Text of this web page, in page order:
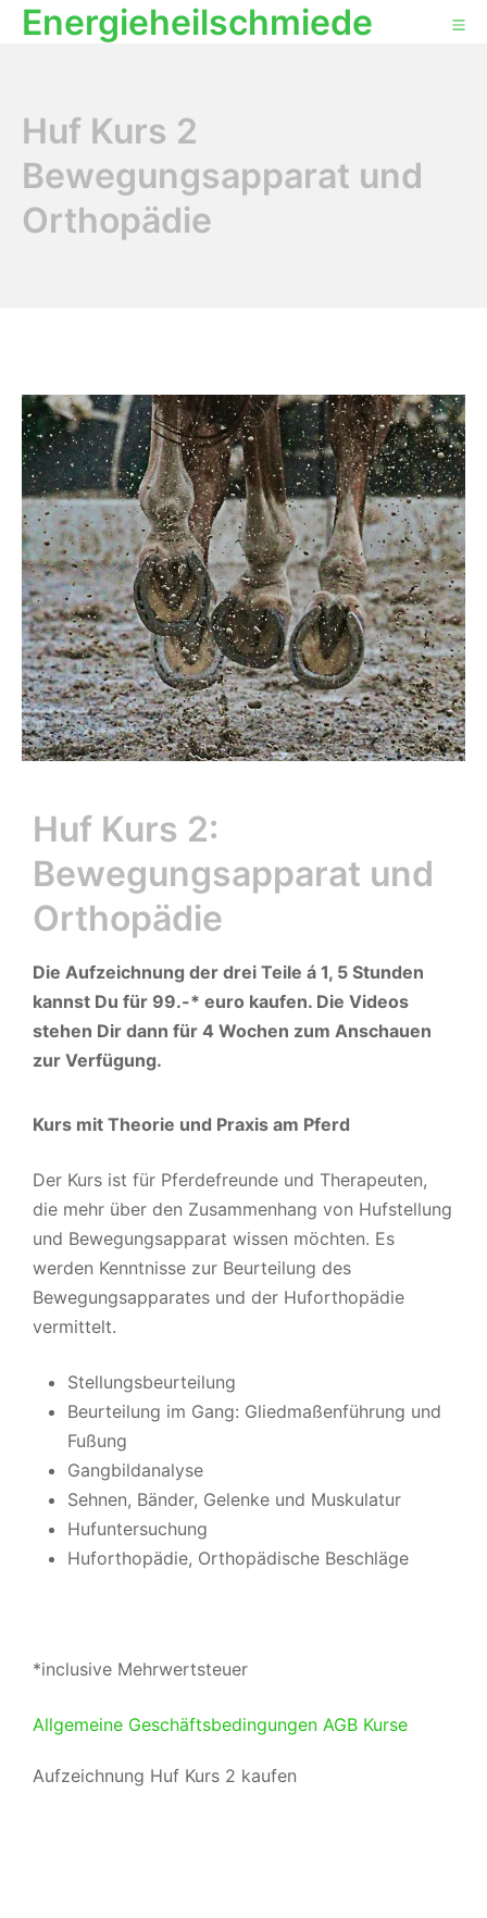
Energieheilschmiede
Huf Kurs 2
Bewegungsapparat und
Orthopädie
Huf Kurs 2:
Bewegungsapparat und
Orthopädie
Die Aufzeichnung der drei Teile á 1, 5 Stunden
kannst Du für 99.-* euro kaufen. Die Videos
stehen Dir dann für 4 Wochen zum Anschauen
zur Verfügung.
Kurs mit Theorie und Praxis am Pferd
Der Kurs ist für Pferdefreunde und Therapeuten,
die mehr über den Zusammenhang von Hufstellung
und Bewegungsapparat wissen möchten. Es
werden Kenntnisse zur Beurteilung des
Bewegungsapparates und der Huforthopädie
vermittelt.
Stellungsbeurteilung
Beurteilung im Gang: Gliedmaßenführung und
Fußung
Gangbildanalyse
Sehnen, Bänder, Gelenke und Muskulatur
Hufuntersuchung
Huforthopädie, Orthopädische Beschläge
*inclusive Mehrwertsteuer
Allgemeine Geschäftsbedingungen AGB Kurse
Aufzeichnung Huf Kurs 2 kaufen